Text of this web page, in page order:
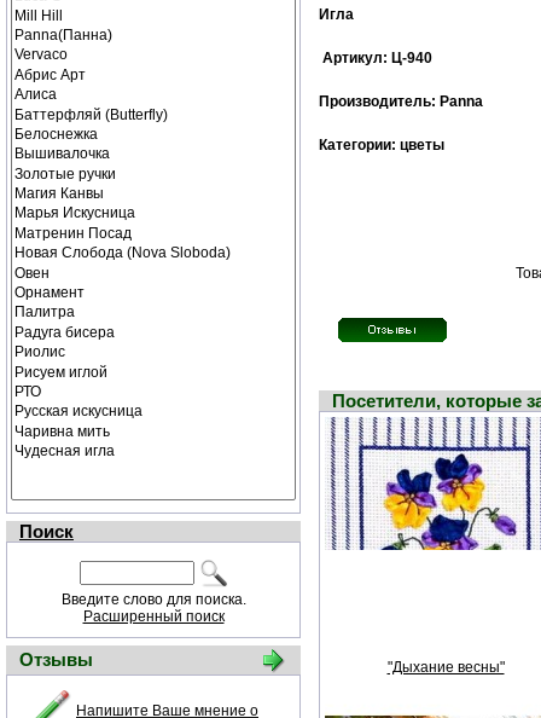
Поиск
Введите слово для поиска.
Расширенный поиск
Отзывы
Напишите Ваше мнение о
Игла
Артикул: Ц-940
Производитель: Panna
Категории: цветы
Посетители, которые
"Дыхание весны"